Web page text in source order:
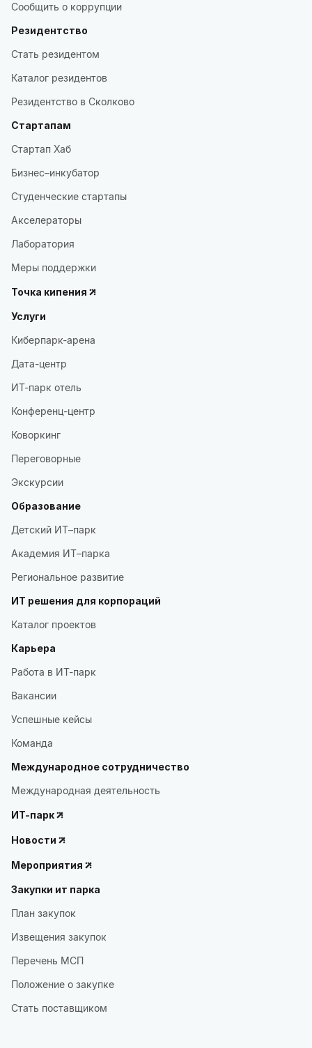
Сообщить о коррупции
Резидентство
Стать резидентом
Каталог резидентов
Резидентство в Сколково
Стартапам
Стартап Хаб
Бизнес–инкубатор
Студенческие стартапы
Акселераторы
Лаборатория
Меры поддержки
Точка кипения
Услуги
Киберпарк-арена
Дата-центр
ИТ-парк отель
Конференц-центр
Коворкинг
Переговорные
Экскурсии
Образование
Детский ИТ–парк
Академия ИТ–парка
Региональное развитие
ИТ решения для корпораций
Каталог проектов
Карьера
Работа в ИТ-парк
Вакансии
Успешные кейсы
Команда
Международное сотрудничество
Международная деятельность
ИТ-парк
Новости
Мероприятия
Закупки ит парка
План закупок
Извещения закупок
Перечень МСП
Положение о закупке
Стать поставщиком